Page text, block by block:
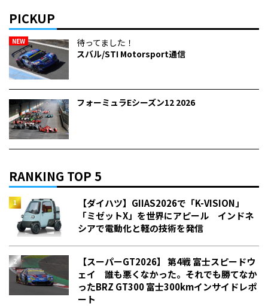
PICKUP
NEW
待ってました！
スバル/STI Motorsport通信
フォーミュラEシーズン12 2026
RANKING TOP 5
【ダイハツ】GIIAS2026で「K-VISION」
「ミゼットX」を世界にアピール インドネ
シアで電動化と軽の技術を発信
【スーパーGT2026】 第4戦 富士スピードウ
ェイ 誰も悪くなかった。それでも勝てなか
った――BRZ GT300 富士300kmインサイドレポ
ート